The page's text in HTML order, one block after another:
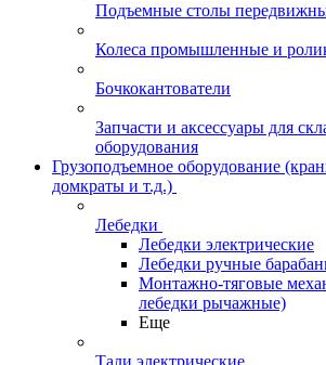
Подъемные столы
Колеса промышленные и
Бочкокантователи
Запчасти и аксессуары для
оборудования
Грузоподъемное оборудование
домкраты и т.д.)
Лебедки
Лебедки электрические
Лебедки ручные
Монтажно-тяговые
лебедки рычажные)
Еще
Тали электрические